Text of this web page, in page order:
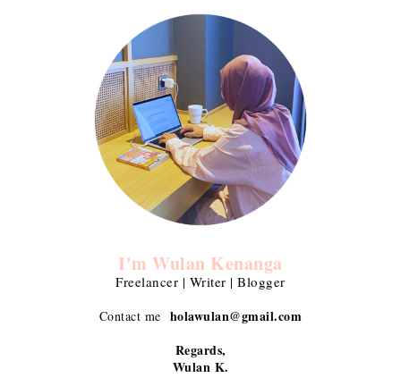
I'm Wulan Kenanga
Freelancer | Writer | Blogger
Contact me holawulan@gmail.com
Regards,
Wulan K.